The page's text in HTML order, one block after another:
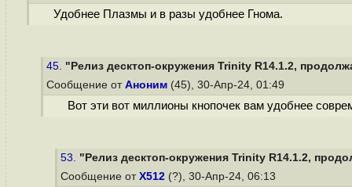
Удобнее Плазмы и в разы удобнее Гнома.
45. "Релиз десктоп-окружения Trinity R14.1.2,
Сообщение от Аноним (45), 30-Апр-24, 01:49
Вот эти вот миллионы кнопочек вам удобнее
53. "Релиз десктоп-окружения Trinity R14.1.2,
Сообщение от X512 (?), 30-Апр-24, 06:13